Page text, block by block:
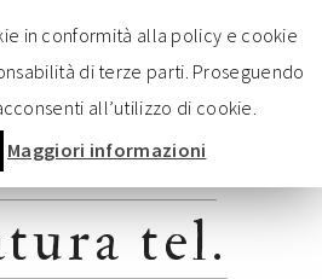
tel.
in conformità alla policy e cookie
di terze parti. Proseguendo
all’utilizzo di cookie.
Maggiori informazioni